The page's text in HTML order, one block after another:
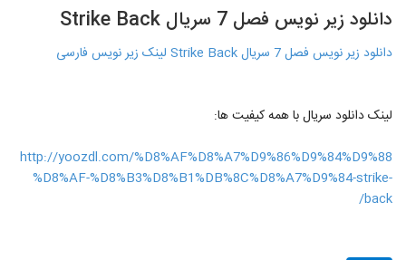
دانلود زیر نویس فصل 7 سریال Strike Back
دانلود زیر نویس فصل 7 سریال Strike Back لینک زیر نویس فارسی
لینک دانلود سریال با همه کیفیت ها:
http://yoozdl.com/%D8%AF%D8%A7%D9%86%D9%84%D9%88
%D8%AF-%D8%B3%D8%B1%DB%8C%D8%A7%D9%84-strike-
back/